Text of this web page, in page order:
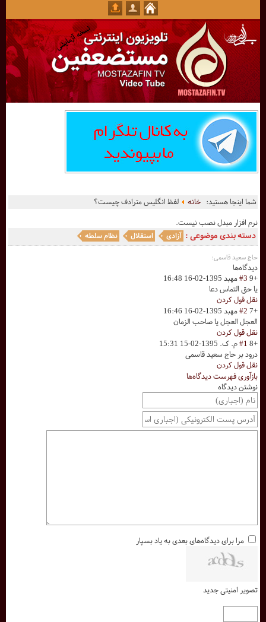
شما اینجا هستید:خانه
لفظ انگلیس مترادف چیست؟
نرم افزار مبدل نصب نیست.
دسته بندی موضوعی : آزادی استقلال نظام سلطه
حاج سعید قاسمی:
دیدگاه‌ها
+9
#3مهبد 1395-02-16 16:48
یا حق التماس دعا
نقل قول کردن
+7
#2مهبد 1395-02-16 16:46
العجل العجل یا صاحب الزمان
نقل قول کردن
+8
#1م. ک. 1395-02-15 15:31
درود بر حاج سعید قاسمی
نقل قول کردن
بازآوری فهرست دیدگاه‌ها
نوشتن دیدگاه
مرا برای دیدگاه‌های بعدی به یاد بسپار
تصویر امنیتی جدید